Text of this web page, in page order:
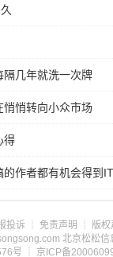
隔几年就洗一次牌
悄悄转向小众市场
得
作者都有机会得到IT
投诉 免责声明 版权
北京松松
号 ┊ 京ICP备